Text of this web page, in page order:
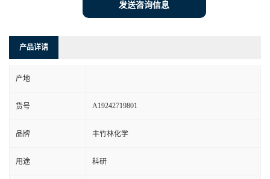
发送咨询信息
产品详请
产地
货号 A19242719801
品牌 丰竹林化学
用途 科研